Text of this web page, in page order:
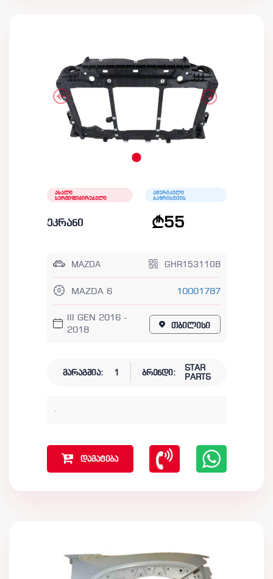
ახალი
სერტიფიცირებული
ამერიკული
ბაზრისთვის
ეკრანი 55
MAZDA GHR153110B
MAZDA 6 10001787
III GEN 2016 -
2018
თბილისი
მარაგშია: 1 ბრენდი:
STAR
PARTS
.
დამატება